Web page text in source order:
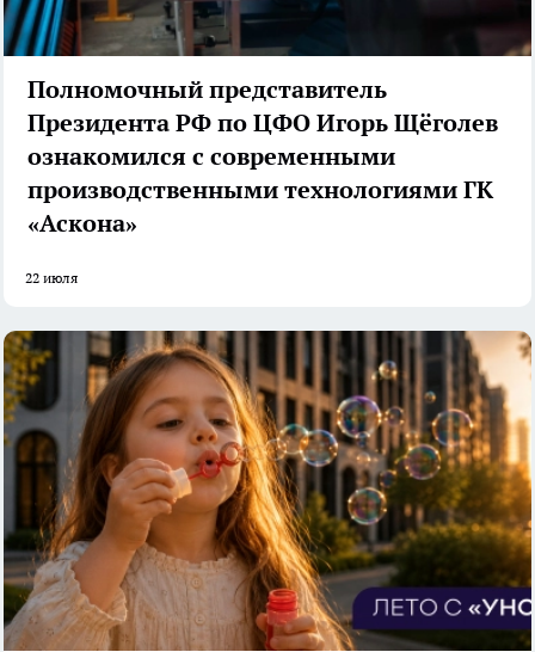
Полномочный представитель
Президента РФ по ЦФО Игорь Щёголев
ознакомился с современными
производственными технологиями ГК
«Аскона»
22 июля